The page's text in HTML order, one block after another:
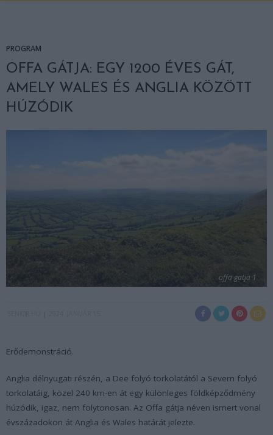
PROGRAM
OFFA GÁTJA: EGY 1200 ÉVES GÁT,
AMELY WALES ÉS ANGLIA KÖZÖTT
HÚZÓDIK
offa gatja 1
Erődemonstráció.
Anglia délnyugati részén, a Dee folyó torkolatától a Severn folyó
torkolatáig, közel 240 km-en át egy különleges földképződmény
húzódik, igaz, nem folytonosan. Az Offa gátja néven ismert vonal
évszázadokon át Anglia és Wales határát jelezte.